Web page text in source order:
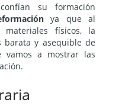
su formación
ya que al
físicos, la
y asequible de
vamos a mostrar las